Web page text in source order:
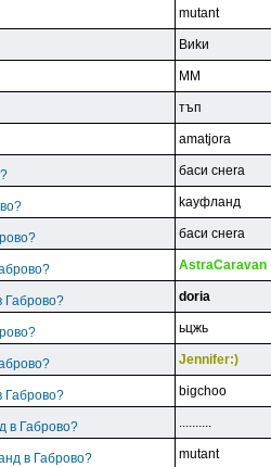
mutant
Bиkи
MM
тъп
amatjora
бacи cнera
kayфлaнд
бacи cнera
AstraCaravan
Габрово? doria
ьцжь
Jennifer:)
Габрово? bigchoo
в Габрово? ..........
в Габрово? mutant